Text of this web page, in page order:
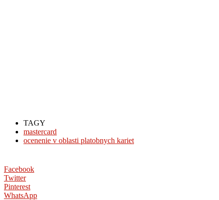
TAGY
mastercard
ocenenie v oblasti platobnych kariet
Facebook
Twitter
Pinterest
WhatsApp